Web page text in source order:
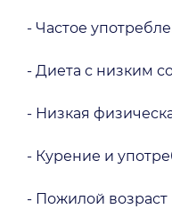
- Частое
- Диета с низким
- Низкая
- Курение и
- Пожилой возраст